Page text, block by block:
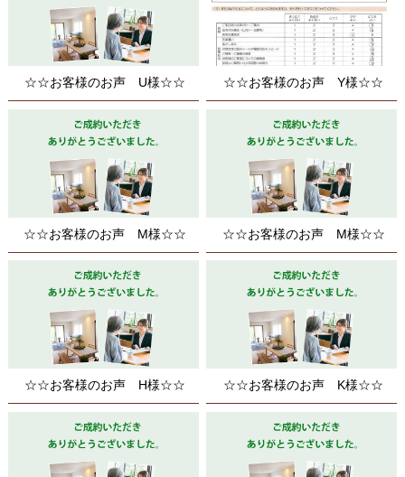
☆☆お客様のお声 U様☆☆ ☆☆お客様のお声 Y様☆☆
☆☆お客様のお声 M様☆☆ ☆☆お客様のお声 M様☆☆
☆☆お客様のお声 H様☆☆ ☆☆お客様のお声 K様☆☆